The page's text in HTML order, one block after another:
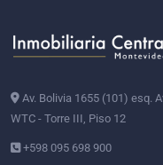
Av. Bolivia 1655 (101) esq.
WTC - Torre III, Piso 12
+598 095 698 900